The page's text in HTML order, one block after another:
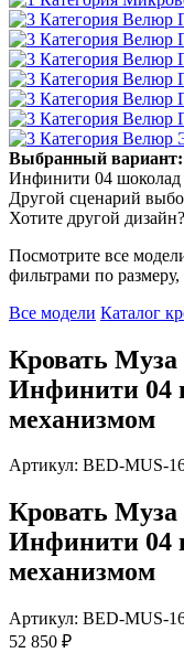
Выбранный вариант:
Инфинити 04 шоколад
Другой сценарий
Хотите другой дизайн?
Посмотрите все
фильтрами по
Все модели Каталог
Кровать
Инфинити 04
механизмом
Артикул: BED-MUS-
Кровать
Инфинити 04
механизмом
Артикул: BED-MUS-
52 850 ₽